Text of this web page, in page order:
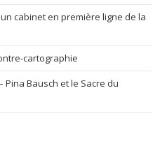
un cabinet en première ligne de la
cartographie
Bausch et le Sacre du